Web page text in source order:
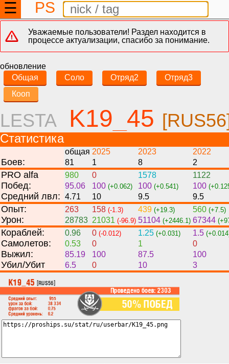
☰ PS
Уважаемые пользователи! Раздел находится в
процессе актуализации, спасибо за понимание.
обновление
Общая
Соло Отряд2
Отряд3
Кооп
LESTA K19_45
Статистика
общая 2025 2023 2022
Боев: 81 1 8 2
PRO alfa 980 0 1578 1122
Побед: 95.06 100 (+0.062) 100 (+0.541) 100
Средний лвл: 4.71 10 9.5 9.5
Опыт: 263 158 (-1.3) 439 (+19.3) 560 (+7.5)
Урон: 28783 21031 (-96.9) 51104 (+2446.1) 67344
Кораблей: 0.96 0 (-0.012) 1.25 (+0.031) 1.5
Самолетов: 0.53 0 1 0
Выжил: 85.19 100 87.5 100
Убил/Убит 6.5 0 10 3